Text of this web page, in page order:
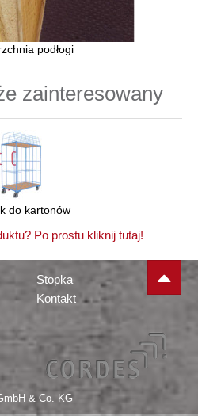
podłogi
zainteresowany
do kartonów
Po prostu kliknij tutaj!
Stopka
Kontakt
& Co. KG